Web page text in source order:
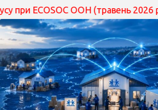
ECOSOC ООН (травень 2026